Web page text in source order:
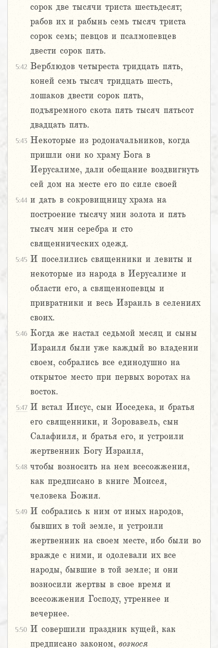
сорок две тысячи триста шестьдесят;
рабов их и рабынь семь тысяч триста
сорок семь; певцов и псалмопевцев
двести сорок пять.
5:42 Верблюдов четыреста тридцать пять,
коней семь тысяч тридцать шесть,
лошаков двести сорок пять,
подъяремного скота пять тысяч пятьсот
двадцать пять.
5:43 Некоторые из родоначальников, когда
пришли они ко храму Бога в
Иерусалиме, дали обещание воздвигнуть
сей дом на месте его по силе своей
5:44 и дать в сокровищницу храма на
построение тысячу мин золота и пять
тысяч мин серебра и сто
священнических одежд.
5:45 И поселились священники и левиты и
некоторые из народа в Иерусалиме и
области его, а священнопевцы и
привратники и весь Израиль в селениях
своих.
5:46 Когда же настал седьмой месяц и сыны
Израиля были уже каждый во владении
своем, собрались все единодушно на
открытое место при первых воротах на
восток.
5:47 И встал Иисус, сын Иоседека, и братья
его священники, и Зоровавель, сын
Салафииля, и братья его, и устроили
жертвенник Богу Израиля,
5:48 чтобы возносить на нем всесожжения,
как предписано в книге Моисея,
человека Божия.
5:49 И собрались к ним от иных народов,
бывших в той земле, и устроили
жертвенник на своем месте, ибо были во
вражде с ними, и одолевали их все
народы, бывшие в той земле; и они
возносили жертвы в свое время и
всесожжения Господу, утреннее и
вечернее.
5:50 И совершили праздник кущей, как
предписано законом, вознося